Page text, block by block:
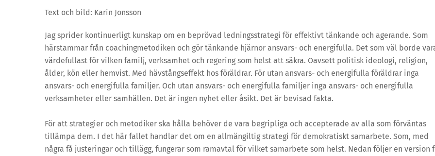
Text och bild: Karin Jonsson
Jag sprider kontinuerligt kunskap om en beprövad ledningsstrategi för effektivt tänkande och agerande. Som
härstammar från coachingmetodiken och gör tänkande hjärnor ansvars- och energifulla. Det som väl borde
värdefullast för vilken familj, verksamhet och regering som helst att säkra. Oavsett politisk ideologi, religion,
ålder, kön eller hemvist. Med hävstångseffekt hos föräldrar. För utan ansvars- och energifulla föräldrar inga
ansvars- och energifulla familjer. Och utan ansvars- och energifulla familjer inga ansvars- och energifulla
verksamheter eller samhällen. Det är ingen nyhet eller åsikt. Det är bevisad fakta.
För att strategier och metodiker ska hålla behöver de vara begripliga och accepterade av alla som förväntas
tillämpa dem. I det här fallet handlar det om en allmängiltig strategi för demokratiskt samarbete. Som, med
några få justeringar och tillägg, fungerar som ramavtal för vilket samarbete som helst. Nedan följer en version